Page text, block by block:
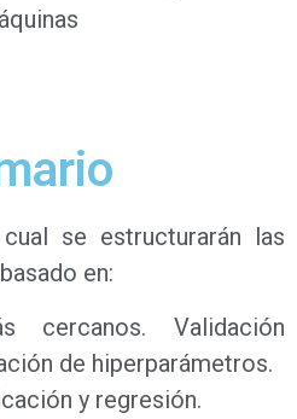
se estructurarán las
en:
cercanos. Validación
de hiperparámetros.
y regresión.